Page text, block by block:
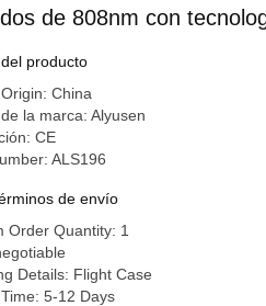
de 808nm con
producto
China
la marca: Alyusen
CE
ALS196
de envío
Order Quantity: 1
Details: Flight Case
5-12 Days